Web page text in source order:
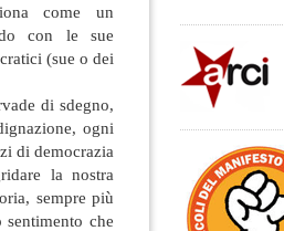
come un
con le sue
(sue o dei
di sdegno,
ogni
di democrazia
la nostra
sempre più
che